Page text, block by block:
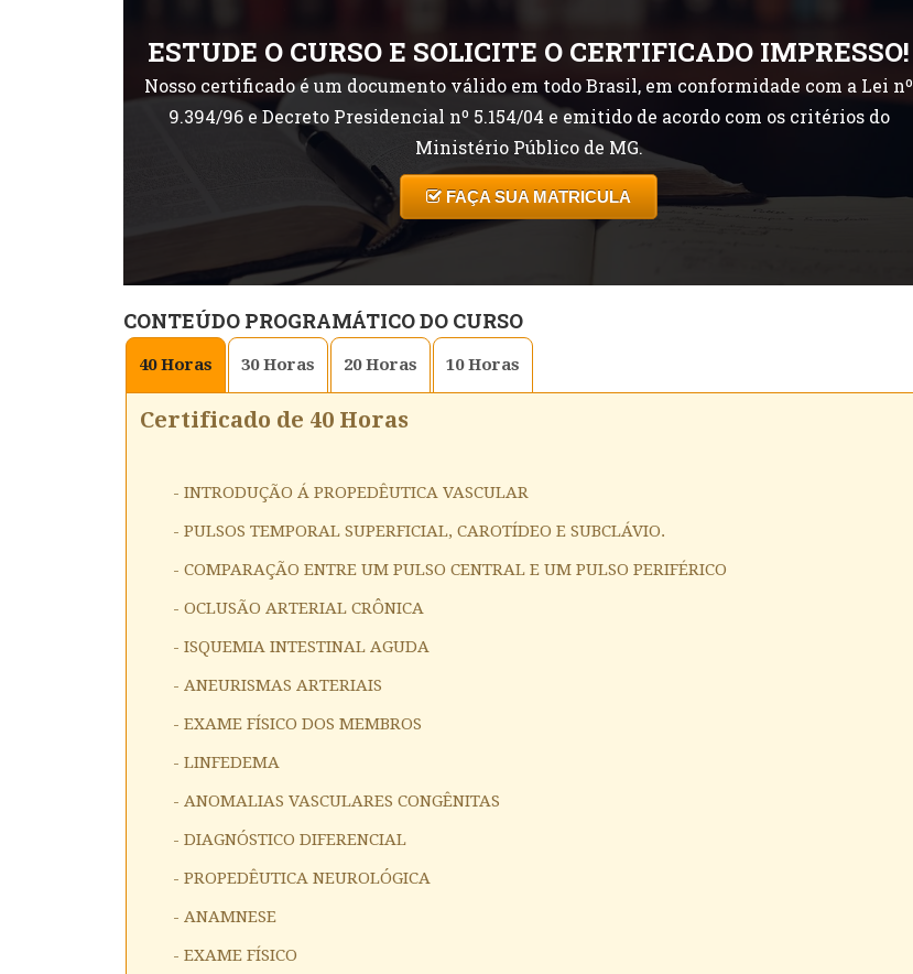
ESTUDE O CURSO E SOLICITE O CERTIFICADO IMPRESSO!
Nosso certificado é um documento válido em todo Brasil, em conformidade com a Lei nº
9.394/96 e Decreto Presidencial nº 5.154/04 e emitido de acordo com os critérios do
Ministério Público de MG.
FAÇA SUA MATRICULA
CONTEÚDO PROGRAMÁTICO DO CURSO
40Horas 30Horas 20Horas 10Horas
Certificado de 40 Horas
- INTRODUÇÃO Á PROPEDÊUTICA VASCULAR
- PULSOS TEMPORAL SUPERFICIAL, CAROTÍDEO E SUBCLÁVIO.
- COMPARAÇÃO ENTRE UM PULSO CENTRAL E UM PULSO PERIFÉRICO
- OCLUSÃO ARTERIAL CRÔNICA
- ISQUEMIA INTESTINAL AGUDA
- ANEURISMAS ARTERIAIS
- EXAME FÍSICO DOS MEMBROS
- LINFEDEMA
- ANOMALIAS VASCULARES CONGÊNITAS
- DIAGNÓSTICO DIFERENCIAL
- PROPEDÊUTICA NEUROLÓGICA
- ANAMNESE
- EXAME FÍSICO